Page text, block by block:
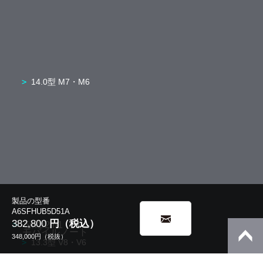
製品の型番
A6SFHUB5D51A
382,800円（税込）
348,000円（税抜）
14.0型 M7・M6
5in1/2in1
モバイルノート
13.3型 V8・V6